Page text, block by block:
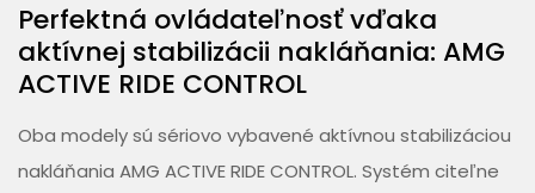
Perfektná ovládateľnosť vďaka
aktívnej stabilizácii nakláňania: AMG
ACTIVE RIDE CONTROL
Oba modely sú sériovo vybavené aktívnou stabilizáciou
nakláňania AMG ACTIVE RIDE CONTROL. Systém citeľne